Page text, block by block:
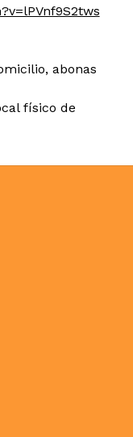
abonas
físico de